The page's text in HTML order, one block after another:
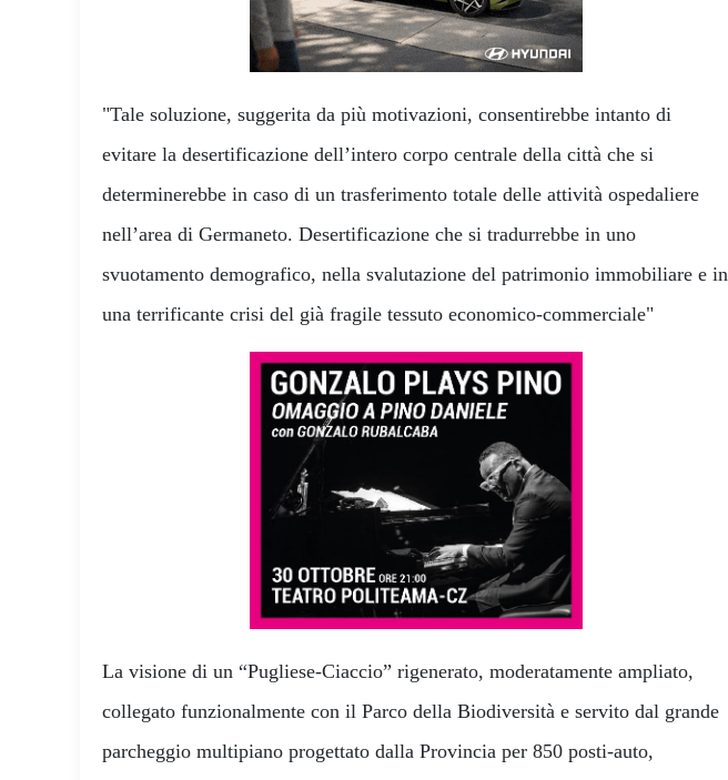
"Tale soluzione, suggerita da più motivazioni, consentirebbe intanto di
evitare la desertificazione dell’intero corpo centrale della città che si
determinerebbe in caso di un trasferimento totale delle attività ospedaliere
nell’area di Germaneto. Desertificazione che si tradurrebbe in uno
svuotamento demografico, nella svalutazione del patrimonio immobiliare e in
una terrificante crisi del già fragile tessuto economico-commerciale"
La visione di un “Pugliese-Ciaccio” rigenerato, moderatamente ampliato,
collegato funzionalmente con il Parco della Biodiversità e servito dal grande
parcheggio multipiano progettato dalla Provincia per 850 posti-auto,